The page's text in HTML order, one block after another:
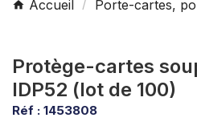
Accueil Porte-cartes,
Protège-cartes
IDP52 (lot de 100)
Réf : 1453808